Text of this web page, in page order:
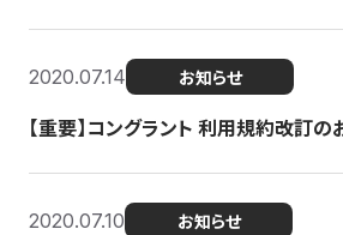
2020.07.14 お知らせ
【重要】コングラント 利用規約改訂の
2020.07.10 お知らせ